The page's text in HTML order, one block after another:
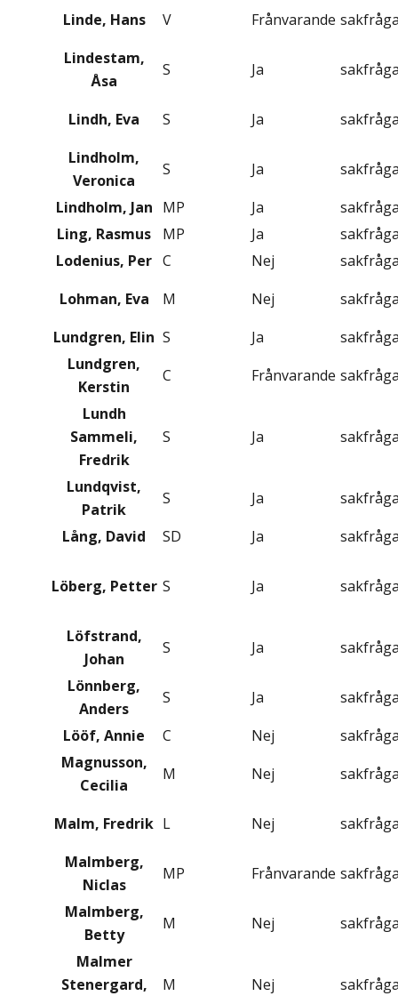
Linde, Hans V Frånvarande
Lindestam,
Åsa
S Ja
Lindh, Eva S Ja
Lindholm,
Veronica
S Ja
Lindholm, Jan MP Ja
Ling, Rasmus
MP Ja
Lodenius, Per C Nej
Lohman, Eva
M Nej
Lundgren, Elin S Ja
Lundgren,
Kerstin
C Frånvarande
Lundh
Sammeli,
Fredrik
S Ja
Lundqvist,
Patrik
S Ja
Lång, David
SD Ja
Löberg, Petter S Ja
Löfstrand,
Johan
S Ja
Lönnberg,
Anders
S Ja
Lööf, Annie
C Nej
Magnusson,
Cecilia
M Nej
Malm, Fredrik L Nej
Malmberg,
Niclas
MP Frånvarande
Malmberg,
Betty
M Nej
Malmer
Stenergard,
M Nej